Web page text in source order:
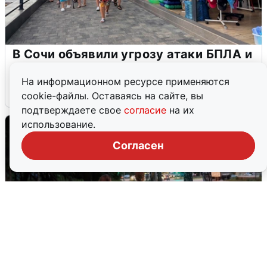
На информационном ресурсе применяются
cookie-файлы. Оставаясь на сайте, вы
подтверждаете свое согласие на их
использование.
Согласен
В Сочи объявили угрозу атаки БПЛА и
6 августа 0